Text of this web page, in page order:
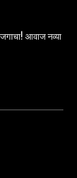
आवाज नव्या